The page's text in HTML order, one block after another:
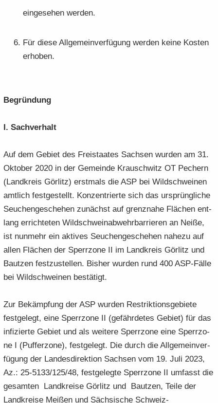
ein­ge­se­hen wer­den.
Für diese All­ge­mein­ver­fü­gung wer­den keine Kos­ten
er­ho­ben.
Be­grün­dung
I. Sach­ver­halt
Auf dem Ge­biet des Frei­staa­tes Sach­sen wur­den am 31.
Ok­to­ber 2020 in der Ge­mein­de Krausch­witz OT Pech­ern
(Land­kreis Gör­litz) erst­mals die ASP bei Wild­schwei­nen
amt­lich fest­ge­stellt. Kon­zen­trier­te sich das ur­sprüng­li­che
Seu­chen­ge­sche­hen zu­nächst auf grenz­na­he Flä­chen ent­
lang er­rich­te­ten Wild­schwein­ab­wehr­bar­rie­ren an Neiße,
ist nun­mehr ein ak­ti­ves Seu­chen­ge­sche­hen na­he­zu auf
allen Flä­chen der Sperr­zo­ne II im Land­kreis Gör­litz und
Baut­zen fest­zu­stel­len. Bis­her wur­den rund 400 ASP-​Fälle
bei Wild­schwei­nen be­stä­tigt.
Zur Be­kämp­fung der ASP wur­den Re­strik­ti­ons­ge­bie­te
fest­ge­legt, eine Sperr­zo­ne II (ge­fähr­de­tes Ge­biet) für das
in­fi­zier­te Ge­biet und als wei­te­re Sperr­zo­ne eine Sperr­zo­
ne I (Puf­fer­zo­ne), fest­ge­legt. Die durch die All­ge­mein­ver­
fü­gung der Lan­des­di­rek­ti­on Sach­sen vom 19. Juli 2023,
Az.: 25-5133/125/48, fest­ge­leg­te Sperr­zo­ne II um­fasst die
ge­sam­ten Land­krei­se Gör­litz und Baut­zen, Teile der
Land­krei­se Mei­ßen und Säch­si­sche Schweiz-​